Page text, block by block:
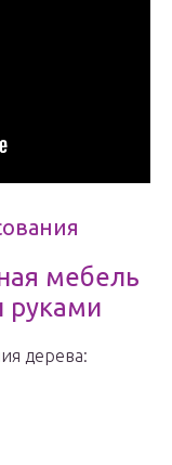
мебель
руками
дерева: